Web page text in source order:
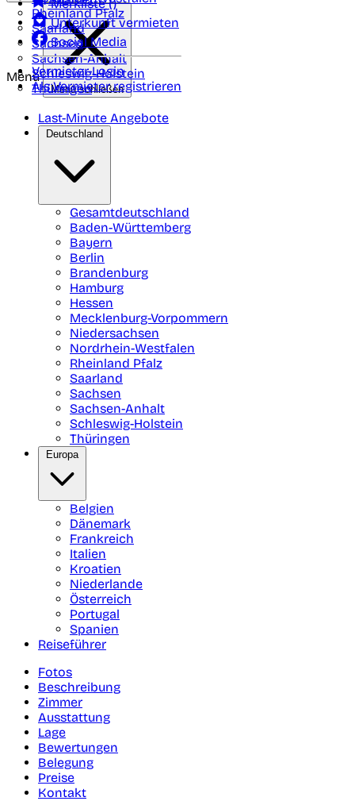
Rheinland Pfalz
Saarland
Sachsen
Sachsen-Anhalt
Schleswig-Holstein
Thüringen
Merkliste ()
Unterkunft vermieten
Social Media
Vermieter-Login
Als Vermieter registrieren
Menü
Menü schließen
Last-Minute Angebote
Deutschland
Gesamtdeutschland
Baden-Württemberg
Bayern
Berlin
Brandenburg
Hamburg
Hessen
Mecklenburg-Vorpommern
Niedersachsen
Nordrhein-Westfalen
Rheinland Pfalz
Saarland
Sachsen
Sachsen-Anhalt
Schleswig-Holstein
Thüringen
Europa
Belgien
Dänemark
Frankreich
Italien
Kroatien
Niederlande
Österreich
Portugal
Spanien
Reiseführer
Fotos
Beschreibung
Zimmer
Ausstattung
Lage
Bewertungen
Belegung
Preise
Kontakt